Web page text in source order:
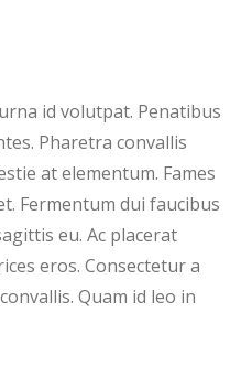
id volutpat. Penatibus
Pharetra convallis
at elementum. Fames
Fermentum dui faucibus
eu. Ac placerat
eros. Consectetur a
Quam id leo in